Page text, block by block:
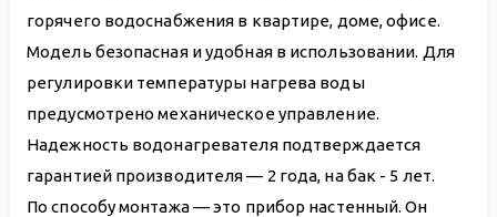
горячего водоснабжения в квартире, доме, офисе.
Модель безопасная и удобная в использовании. Для
регулировки температуры нагрева воды
предусмотрено механическое управление.
Надежность водонагревателя подтверждается
гарантией производителя — 2 года, на бак - 5 лет.
По способу монтажа — это прибор настенный. Он